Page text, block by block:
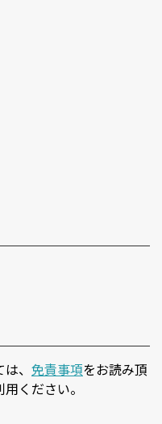
、 免責事項をお読み頂
ください。